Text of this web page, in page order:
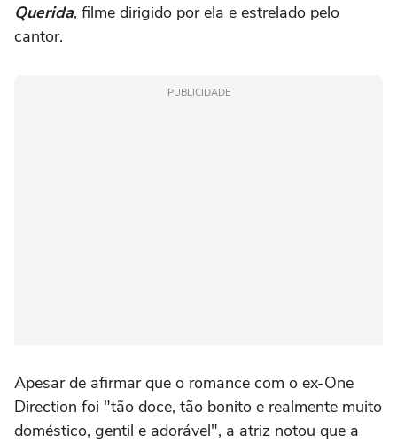
Querida, filme dirigido por ela e estrelado pelo
cantor.
PUBLICIDADE
Apesar de afirmar que o romance com o ex-One
Direction foi "tão doce, tão bonito e realmente muito
doméstico, gentil e adorável", a atriz notou que a